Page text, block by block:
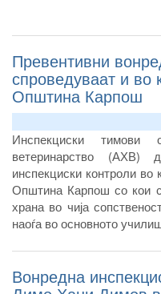
Превентивни
спроведуваат и во
Општина Карпош
Инспекциски
ветеринарство (АХВ)
инспекциски контроли во
Општина Карпош со кои
храна во чија
наоѓа во основното
Вонредна